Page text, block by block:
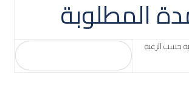
المطلوبة
حسب الرغبة